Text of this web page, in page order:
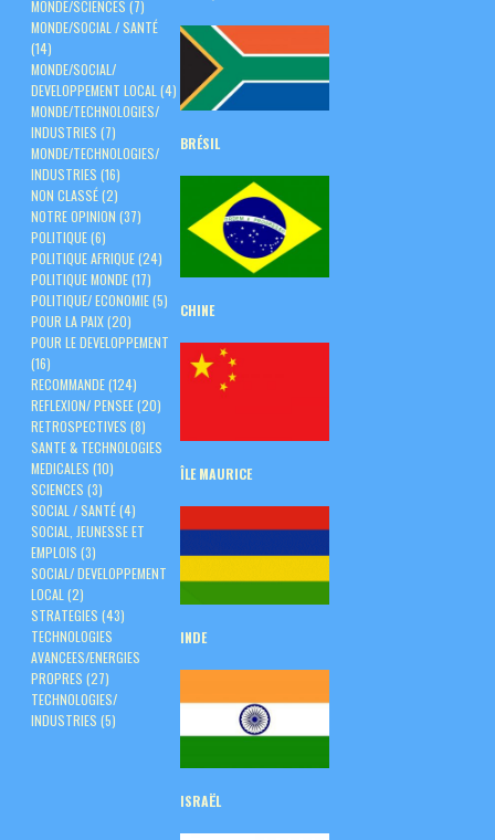
MONDE/SCIENCES (7)
MONDE/SOCIAL / SANTÉ
(14)
MONDE/SOCIAL/
DEVELOPPEMENT LOCAL (4)
MONDE/TECHNOLOGIES/
INDUSTRIES (7)
MONDE/TECHNOLOGIES/
INDUSTRIES (16)
NON CLASSÉ(2)
NOTRE OPINION (37)
POLITIQUE(6)
POLITIQUE AFRIQUE(24)
POLITIQUE MONDE(17)
POLITIQUE/ ECONOMIE(5)
POUR LA PAIX(20)
POUR LE DEVELOPPEMENT
(16)
RECOMMANDE(124)
REFLEXION/ PENSEE(20)
RETROSPECTIVES (8)
SANTE & TECHNOLOGIES
MEDICALES (10)
SCIENCES (3)
SOCIAL / SANTÉ(4)
SOCIAL, JEUNESSE ET
EMPLOIS (3)
SOCIAL/ DEVELOPPEMENT
LOCAL (2)
STRATEGIES (43)
TECHNOLOGIES
AVANCEES/ENERGIES
PROPRES (27)
TECHNOLOGIES/
INDUSTRIES (5)
BRÉSIL
CHINE
ÎLEMAURICE
INDE
ISRAËL